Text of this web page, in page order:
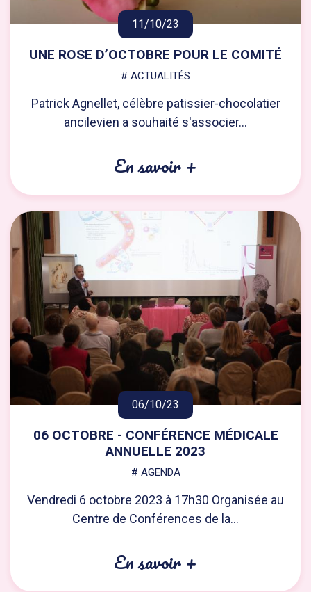
11/10/23
UNE ROSE D’OCTOBRE POUR LE COMITÉ
# ACTUALITÉS
Patrick Agnellet, célèbre patissier-chocolatier
ancilevien a souhaité s'associer...
En savoir +
06/10/23
06 OCTOBRE - CONFÉRENCE MÉDICALE
ANNUELLE 2023
# AGENDA
Vendredi 6 octobre 2023 à 17h30 Organisée au
Centre de Conférences de la...
En savoir +